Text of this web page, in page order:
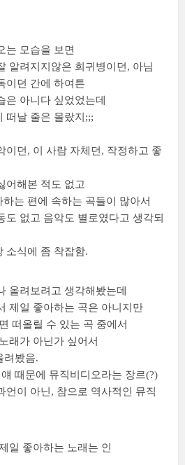
는 모습을 보면
알려지지않은 희귀병이던, 아님
이던 간에 하여튼
은 아니다 싶었었는데
떠날 줄은 몰랐지;;;
이던, 이 사람 자체던, 작정하고 좋
어해본 적도 없고
는 편에 속하는 곡들이 많아서
도 없고 음악도 별로였다고 생각되
소식에 좀 착잡함.
올려보려고 생각해봤는데
제일 좋아하는 곡은 아니지만
떠올릴 수 있는 곡 중에서
래가 아닌가 싶어서
려봤음.
때문에 뮤직비디오라는 장르(?)
언이 아닌, 참으로 역사적인 뮤직
일 좋아하는 노래는 인